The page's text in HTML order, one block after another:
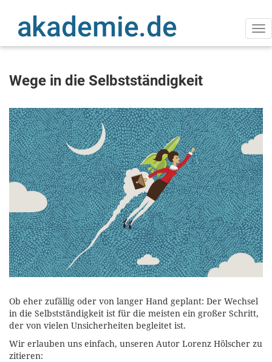
Inhalt
Wege in die Selbstständigkeit
Ob eher zufällig oder von langer Hand geplant: Der Wechsel
in die Selbstständigkeit ist für die meisten ein großer Schritt,
der von vielen Unsicherheiten begleitet ist.
Wir erlauben uns einfach, unseren Autor Lorenz Hölscher zu
zitieren: